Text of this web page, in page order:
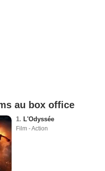
au box office
1. L'Odyssée
Film - Action